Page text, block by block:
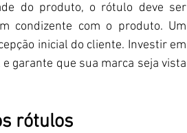
do produto, o rótulo deve ser
condizente com o produto. Um
inicial do cliente. Investir em
garante que sua marca seja vista
rótulos